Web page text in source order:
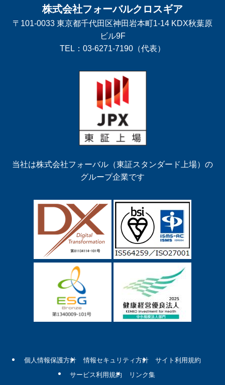
株式会社フォーバルクロスギア
〒101-0033 東京都千代田区神田岩本町1-14 KDX秋葉原
ビル9F
TEL：03-6271-7190（代表）
当社は株式会社フォーバル（東証スタンダード上場）の
グループ企業です
個人情報保護方針 情報セキュリティ方針
サイト利用規約
サービス利用規約
リンク集